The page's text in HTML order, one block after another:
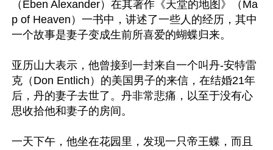
（Eben Alexander）在其著作《天堂的地图》（Ma
p of Heaven）一书中，讲述了一些人的经历，其中
一个故事是妻子变成生前所喜爱的蝴蝶归来。
亚历山大表示，他曾接到一封来自一个叫丹-安特雷
克（Don Entlich）的美国男子的来信，在结婚21年
后，丹的妻子去世了。丹非常悲痛，以至于没有心
思收拾他和妻子的房间。
一天下午，他坐在花园里，发现一只帝王蝶，而且